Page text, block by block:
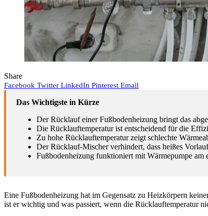
Share
Facebook Twitter LinkedIn Pinterest Email
Das Wichtigste in Kürze
Der Rücklauf einer Fußbodenheizung bringt das
Die Rücklauftemperatur ist entscheidend für die
Zu hohe Rücklauftemperatur zeigt schlechte
Der Rücklauf-Mischer verhindert, dass heißes
Fußbodenheizung funktioniert mit Wärmepumpe
Eine Fußbodenheizung hat im Gegensatz zu Heizkörpern
ist er wichtig und was passiert, wenn die Rücklauftemperatur